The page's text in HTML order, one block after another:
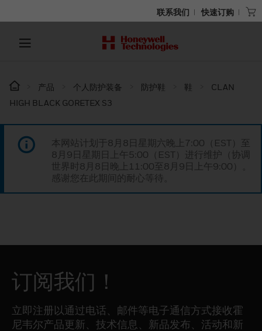
联系我们 快速订购
产品 个人防护装备 防护鞋 鞋
CLAN
HIGH BLACK GORETEX S3
本网站计划于8月8日星期六晚上7:00（EST）至
8月9日星期日上午5:00（EST）进行维护（协调
世界时8月8日晚上11:00至8月9日上午9:00）。
感谢您在此期间的耐心等待。
订阅我们！
立即注册以通过电话、邮件等电子通信方式接收霍
尼韦尔产品更新、技术信息、新品发布、活动和新